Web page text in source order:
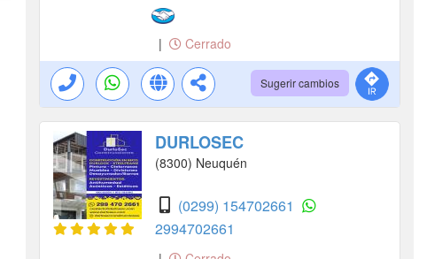
| Cerrado
Sugerir cambios
DURLOSEC
(8300) Neuquén
(0299) 154702661
2994702661